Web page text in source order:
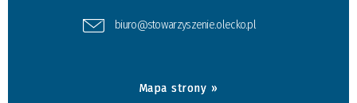
biuro@stowarzyszenie.olecko.pl
Mapa strony »